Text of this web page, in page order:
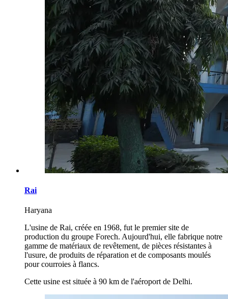
Rai
Haryana
L'usine de Rai, créée en 1968, fut le premier site de
production du groupe Forech. Aujourd'hui, elle fabrique notre
gamme de matériaux de revêtement, de pièces résistantes à
l'usure, de produits de réparation et de composants moulés
pour courroies à flancs.
Cette usine est située à 90 km de l'aéroport de Delhi.